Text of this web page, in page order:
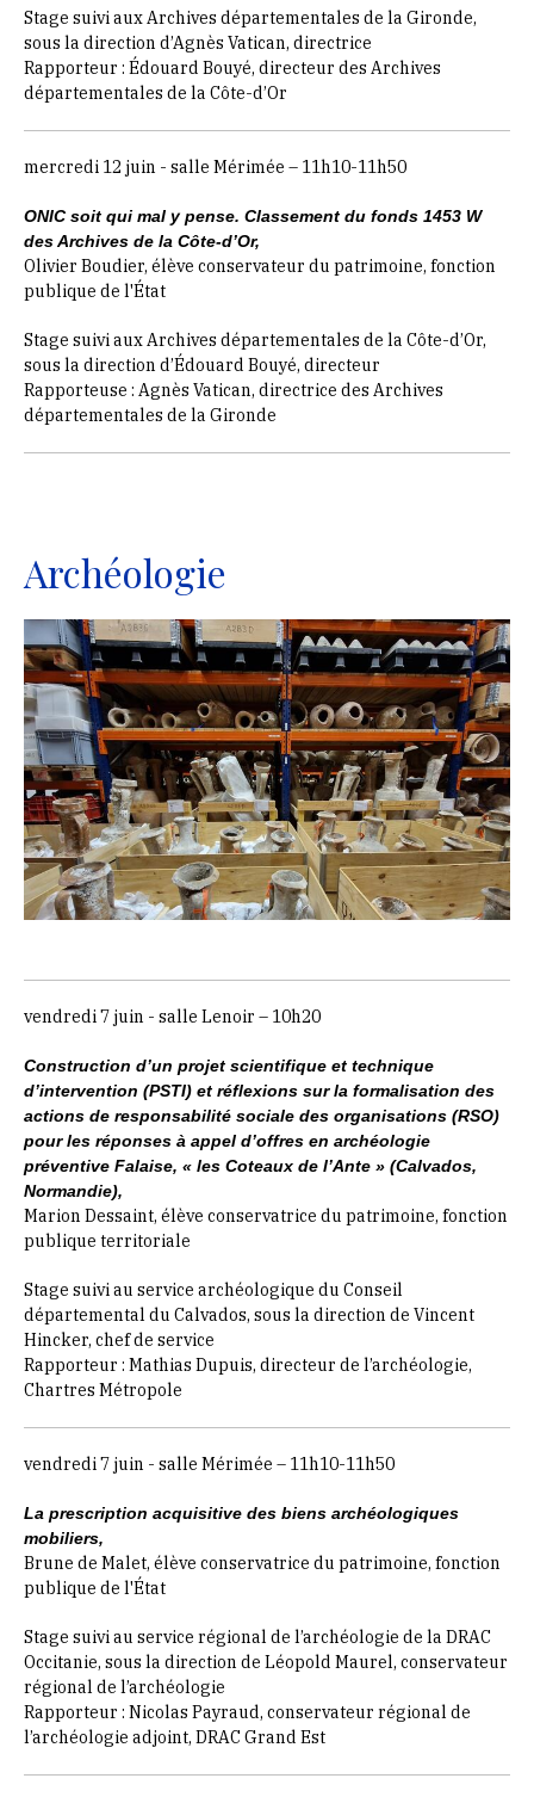
Stage suivi aux Archives départementales de la Gironde,
sous la direction d’Agnès Vatican, directrice
Rapporteur : Édouard Bouyé, directeur des Archives
départementales de la Côte-d’Or
mercredi 12 juin - salle Mérimée – 11h10-11h50
ONIC soit qui mal y pense. Classement du fonds 1453 W
des Archives de la Côte-d’Or,
Olivier Boudier, élève conservateur du patrimoine, fonction
publique de l'État
Stage suivi aux Archives départementales de la Côte-d’Or,
sous la direction d’Édouard Bouyé, directeur
Rapporteuse : Agnès Vatican, directrice des Archives
départementales de la Gironde
Archéologie
vendredi 7 juin - salle Lenoir – 10h20
Construction d’un projet scientifique et technique
d’intervention (PSTI) et réflexions sur la formalisation des
actions de responsabilité sociale des organisations (RSO)
pour les réponses à appel d’offres en archéologie
préventive Falaise, « les Coteaux de l’Ante » (Calvados,
Normandie),
Marion Dessaint, élève conservatrice du patrimoine, fonction
publique territoriale
Stage suivi au service archéologique du Conseil
départemental du Calvados, sous la direction de Vincent
Hincker, chef de service
Rapporteur : Mathias Dupuis, directeur de l’archéologie,
Chartres Métropole
vendredi 7 juin - salle Mérimée – 11h10-11h50
La prescription acquisitive des biens archéologiques
mobiliers,
Brune de Malet, élève conservatrice du patrimoine, fonction
publique de l'État
Stage suivi au service régional de l’archéologie de la DRAC
Occitanie, sous la direction de Léopold Maurel, conservateur
régional de l’archéologie
Rapporteur : Nicolas Payraud, conservateur régional de
l’archéologie adjoint, DRAC Grand Est